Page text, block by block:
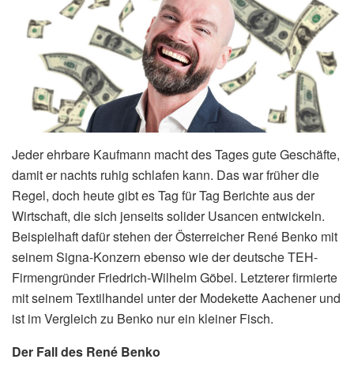
Jeder ehrbare Kaufmann macht des Tages gute Geschäfte,
damit er nachts ruhig schlafen kann. Das war früher die
Regel, doch heute gibt es Tag für Tag Berichte aus der
Wirtschaft, die sich jenseits solider Usancen entwickeln.
Beispielhaft dafür stehen der Österreicher René Benko mit
seinem Signa-Konzern ebenso wie der deutsche TEH-
Firmengründer Friedrich-Wilhelm Göbel. Letzterer firmierte
mit seinem Textilhandel unter der Modekette Aachener und
ist im Vergleich zu Benko nur ein kleiner Fisch.
Der Fall des René Benko